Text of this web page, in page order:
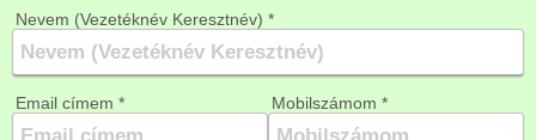
Nevem (Vezetéknév Keresztnév) *
Email címem * Mobilszámom *